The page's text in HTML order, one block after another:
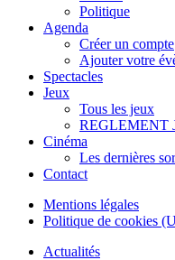
Politique
Agenda
Créer un compte
Ajouter votre
Spectacles
Jeux
Tous les jeux
REGLEMENT
Cinéma
Les dernières
Contact
Mentions légales
Politique de cookies
Actualités